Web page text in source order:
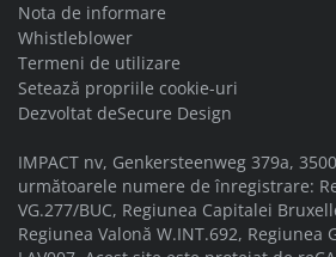
Nota de informare
Whistleblower
Termeni de utilizare
Setează propriile cookie-uri
Dezvoltat deSecure Design
IMPACT nv, Genkersteenweg 379a,
următoarele numere de înregistrare:
VG.277/BUC, Regiunea Capitalei
Regiunea Valonă W.INT.692, Regiunea